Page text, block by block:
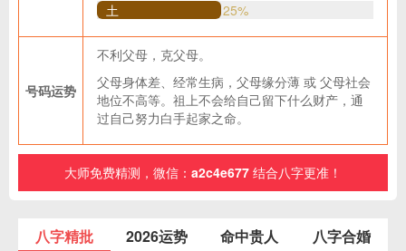
土
25%
号码运势
不利父母，克父母。
父母身体差、经常生病，父母缘分薄 或 父母社会
地位不高等。祖上不会给自己留下什么财产，通
过自己努力白手起家之命。
大师免费精测，微信： a2c4e677 结合八字更准！
八字精批 2026运势 命中贵人 八字合婚